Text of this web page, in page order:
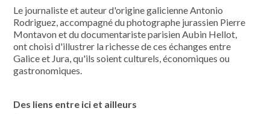
Le journaliste et auteur d'origine galicienne Antonio
Rodriguez, accompagné du photographe jurassien Pierre
Montavon et du documentariste parisien Aubin Hellot,
ont choisi d'illustrer la richesse de ces échanges entre
Galice et Jura, qu'ils soient culturels, économiques ou
gastronomiques.
Des liens entre ici et ailleurs